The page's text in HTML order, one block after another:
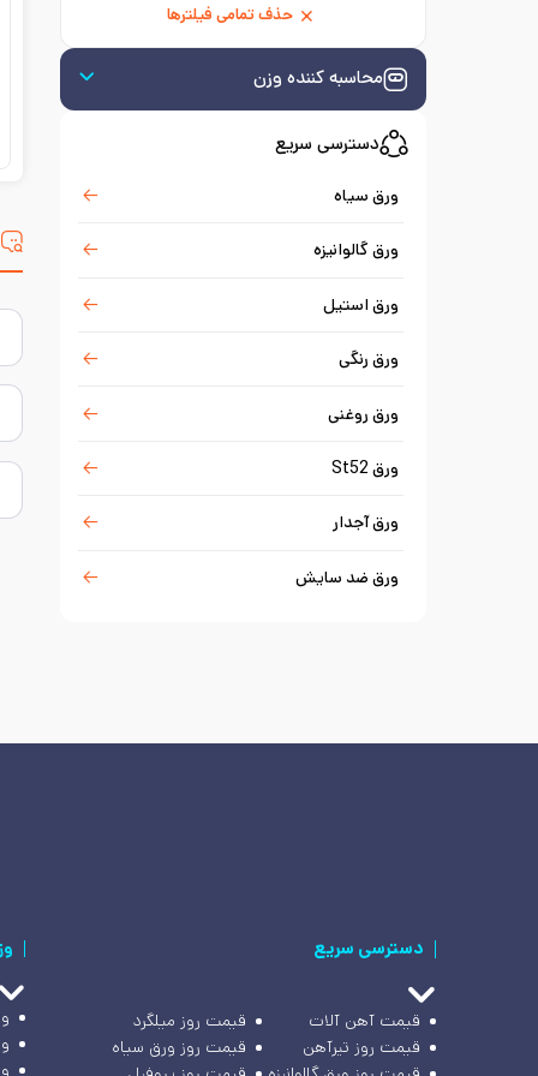
حذف تمامی فیلترها
محاسبه کننده وزن
دسترسی سریع
ورق سیاه
ورق گالوانیزه
ورق استیل
ورق رنگی
ورق روغنی
ورق St52
ورق آجدار
ورق ضد سایش
دسترسی سریع
قیمت آهن آلات
قیمت روز میلگرد
قیمت روز تیرآهن
قیمت روز ورق سیاه